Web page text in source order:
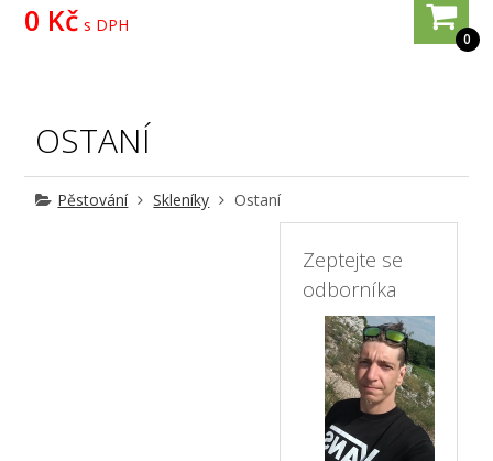
0
0 Kč s DPH
OSTANÍ
Pěstování Skleníky Ostaní
Zeptejte se
odborníka